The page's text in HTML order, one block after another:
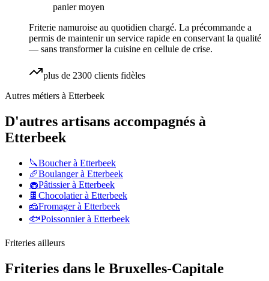
panier moyen
Friterie namuroise au quotidien chargé. La précommande a
permis de maintenir un service rapide en conservant la qualité
— sans transformer la cuisine en cellule de crise.
plus de 2300 clients fidèles
Autres métiers à Etterbeek
D'autres artisans accompagnés à
Etterbeek
🔪Boucherà Etterbeek
🥖Boulangerà Etterbeek
🧁Pâtissierà Etterbeek
🍫 Chocolatierà Etterbeek
🧀Fromagerà Etterbeek
🐟Poissonnierà Etterbeek
Friteries ailleurs
Friteries dans le Bruxelles-Capitale